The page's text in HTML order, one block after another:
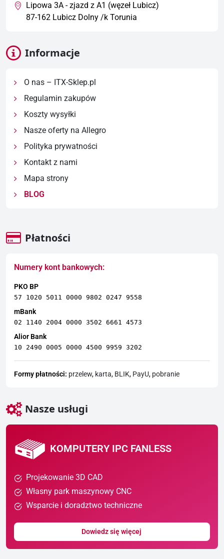
Lipowa 3A - zjazd z A1 (węzeł Lubicz)
87-162 Lubicz Dolny /k Torunia
Informacje
O nas – ITX-Sklep.pl
Regulamin zakupów
Koszty wysyłki
Nasze oferty na Allegro
Polityka prywatności
Kontakt z nami
Mapa strony
BLOG
Płatności
Numery kont bankowych:
PKO BP
57 1020 5011 0000 9802 0247 9558
mBank
02 1140 2004 0000 3502 6661 4573
Alior Bank
10 2490 0005 0000 4500 9959 3202
Formy płatności: przelew, karta, BLIK, PayU, pobranie
Nasze usługi
KOMPUTERY IPC FANLESS
Projekowanie 3D CAD
Własny park maszynowy CNC
Wsparcie i doradztwo techniczne
Dowiedz się więcej